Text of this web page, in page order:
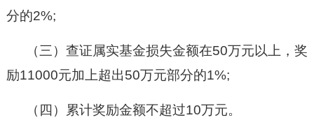
分的2%;
（三） 查证属实基金损失金额在50万元以上，奖
励11000元加上超出50万元部分的1%;
（四） 累计奖励金额不超过10万元。